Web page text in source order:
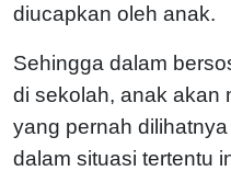
diucapkan oleh anak.
Sehingga dalam
di sekolah, anak akan
yang pernah
dalam situasi tertentu